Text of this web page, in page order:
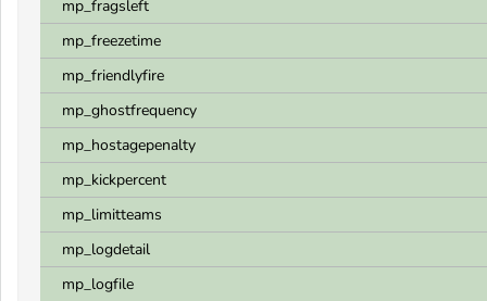
mp_fragsleft
mp_freezetime
mp_friendlyfire
mp_ghostfrequency
mp_hostagepenalty
mp_kickpercent
mp_limitteams
mp_logdetail
mp_logfile